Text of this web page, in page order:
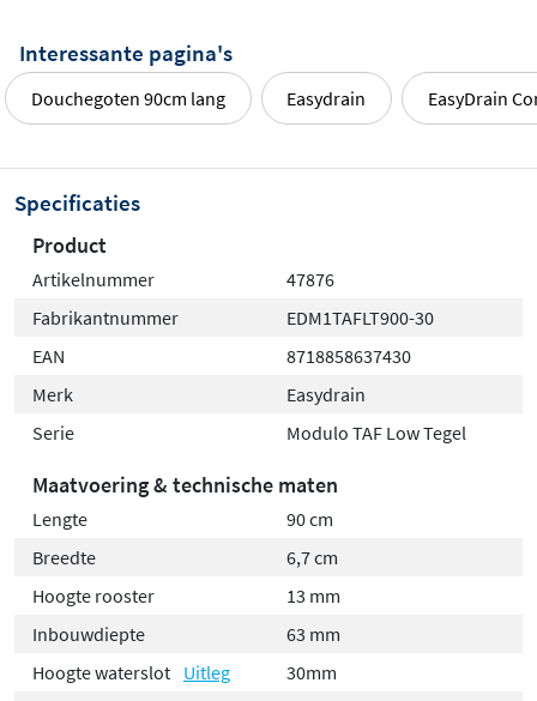
Interessante pagina's
Douchegoten 90cm lang Easydrain EasyDrain
Specificaties
Product
Artikelnummer
47876
Fabrikantnummer
EDM1TAFLT900-30
EAN
8718858637430
Merk
Easydrain
Serie
Modulo TAF Low Tegel
Maatvoering & technische maten
Lengte
90 cm
Breedte
6,7 cm
Hoogte rooster
13 mm
Inbouwdiepte
63 mm
Hoogte waterslot Uitleg
30mm